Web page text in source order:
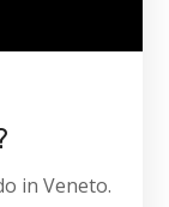
in Veneto.